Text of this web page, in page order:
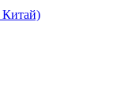
Китай)